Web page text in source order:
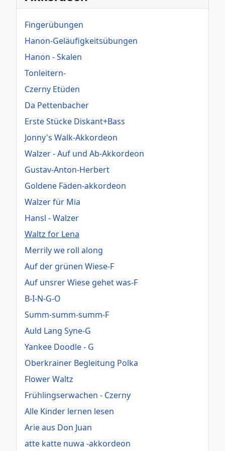
Fingerübungen
Hanon-Geläufigkeitsübungen
Hanon - Skalen
Tonleitern-
Czerny Etüden
Da Pettenbacher
Erste Stücke Diskant+Bass
Jonny's Walk-Akkordeon
Walzer - Auf und Ab-Akkordeon
Gustav-Anton-Herbert
Goldene Fäden-akkordeon
Walzer für Mia
Hansl - Walzer
Waltz for Lena
Merrily we roll along
Auf der grünen Wiese-F
Auf unsrer Wiese gehet was-F
B-I-N-G-O
Summ-summ-summ-F
Auld Lang Syne-G
Yankee Doodle - G
Oberkrainer Begleitung Polka
Flower Waltz
Frühlingserwachen - Czerny
Alle Kinder lernen lesen
Arie aus Don Juan
atte katte nuwa -akkordeon